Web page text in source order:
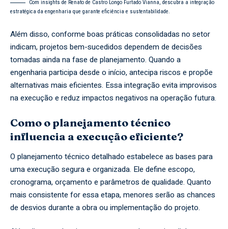
Com insights de Renato de Castro Longo Furtado Vianna, descubra a integração
estratégica da engenharia que garante eficiência e sustentabilidade.
Além disso, conforme boas práticas consolidadas no setor
indicam, projetos bem-sucedidos dependem de decisões
tomadas ainda na fase de planejamento. Quando a
engenharia participa desde o início, antecipa riscos e propõe
alternativas mais eficientes. Essa integração evita improvisos
na execução e reduz impactos negativos na operação futura.
Como o planejamento técnico
influencia a execução eficiente?
O planejamento técnico detalhado estabelece as bases para
uma execução segura e organizada. Ele define escopo,
cronograma, orçamento e parâmetros de qualidade. Quanto
mais consistente for essa etapa, menores serão as chances
de desvios durante a obra ou implementação do projeto.